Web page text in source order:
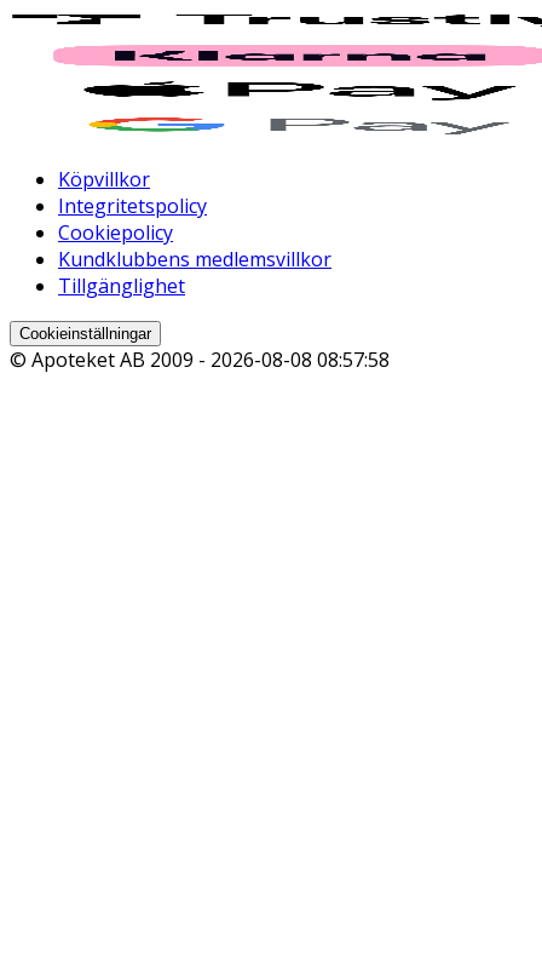
Köpvillkor
Integritetspolicy
Cookiepolicy
Kundklubbens medlemsvillkor
Tillgänglighet
Cookieinställningar
© Apoteket AB 2009 - 2026-08-08 08:57:58